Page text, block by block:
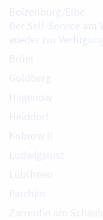
Boizenburg/Elbe
Der Self-Service am
wieder zur
Brüel
Goldberg
Hagenow
Heiddorf
Kobrow II
Ludwigslust
Lübtheen
Parchim
Zarrentin am